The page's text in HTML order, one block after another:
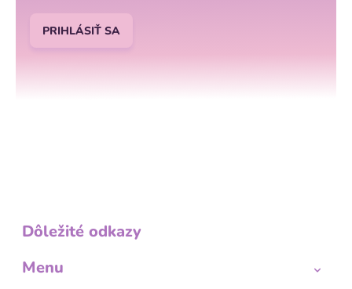
PRIHLÁSIŤ SA
Dôležité odkazy
Menu